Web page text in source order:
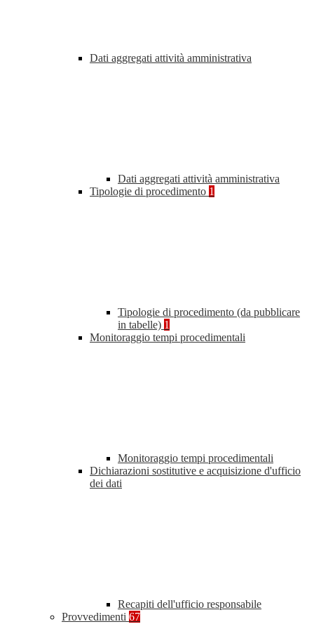
Dati aggregati attività amministrativa
Dati aggregati attività amministrativa
Tipologie di procedimento 1
Tipologie di procedimento (da pubblicare
in tabelle) 1
Monitoraggio tempi procedimentali
Monitoraggio tempi procedimentali
Dichiarazioni sostitutive e acquisizione d'ufficio
dei dati
Recapiti dell'ufficio responsabile
Provvedimenti 67